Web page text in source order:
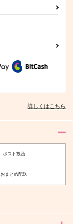
詳しくはこちら
ポスト投函
おまとめ配送